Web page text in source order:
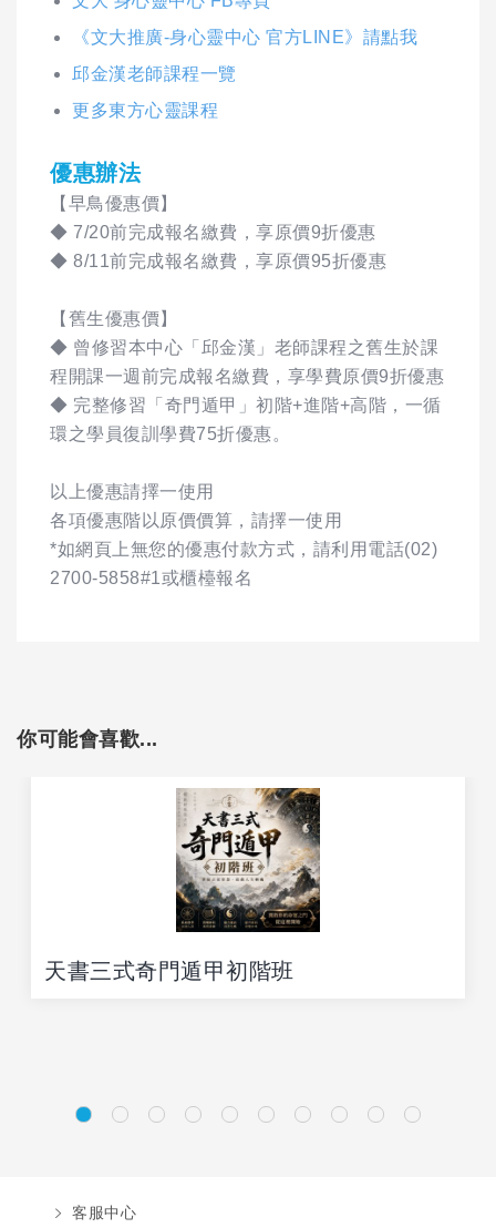
《文大推廣-身心靈中心 官方LINE》請點我
邱金漢老師課程一覽
更多東方心靈課程
優惠辦法
【早鳥優惠價】
◆ 7/20前完成報名繳費，享原價9折優惠
◆ 8/11前完成報名繳費，享原價95折優惠
【舊生優惠價】
◆ 曾修習本中心「邱金漢」老師課程之舊生於課
程開課一週前完成報名繳費，享學費原價9折優惠
◆ 完整修習「奇門遁甲」初階+進階+高階，一循
環之學員復訓學費75折優惠。
以上優惠請擇一使用
各項優惠階以原價價算，請擇一使用
*如網頁上無您的優惠付款方式，請利用電話(02)
2700-5858#1或櫃檯報名
你可能會喜歡...
天書三式奇門遁甲初階班
客服中心